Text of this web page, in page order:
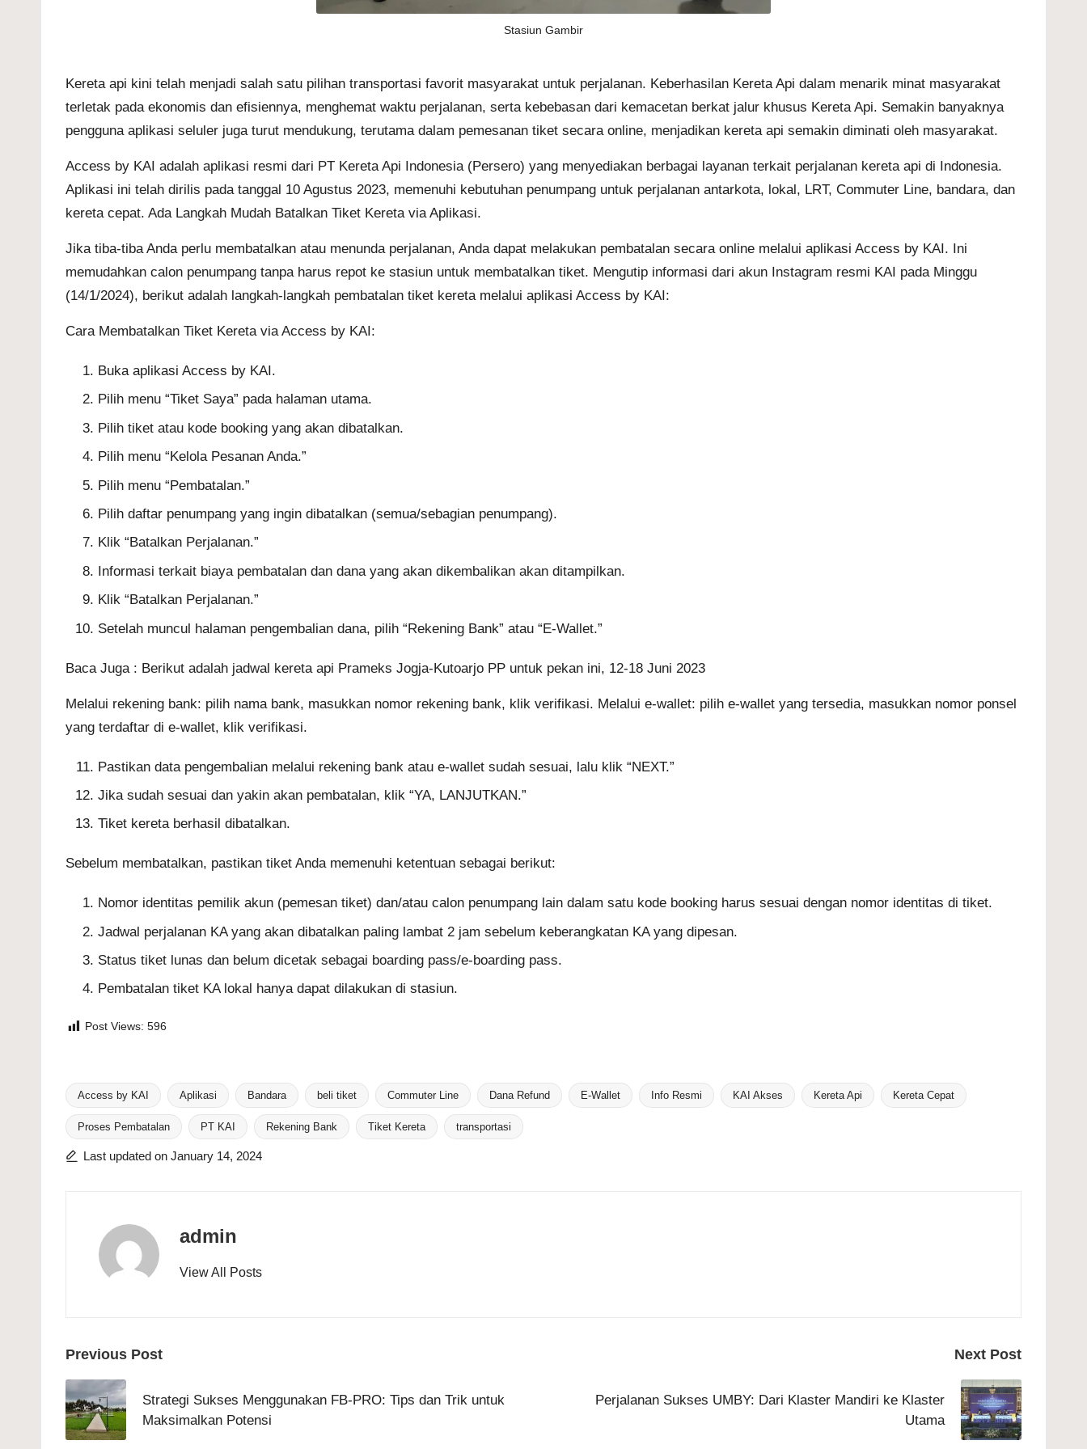
Stasiun Gambir
Kereta api kini telah menjadi salah satu pilihan transportasi favorit masyarakat untuk perjalanan. Keberhasilan Kereta Api dalam menarik minat masyarakat
terletak pada ekonomis dan efisiennya, menghemat waktu perjalanan, serta kebebasan dari kemacetan berkat jalur khusus Kereta Api. Semakin banyaknya
pengguna aplikasi seluler juga turut mendukung, terutama dalam pemesanan tiket secara online, menjadikan kereta api semakin diminati oleh masyarakat.
Access by KAI adalah aplikasi resmi dari PT Kereta Api Indonesia (Persero) yang menyediakan berbagai layanan terkait perjalanan kereta api di Indonesia.
Aplikasi ini telah dirilis pada tanggal 10 Agustus 2023, memenuhi kebutuhan penumpang untuk perjalanan antarkota, lokal, LRT, Commuter Line, bandara, dan
kereta cepat. Ada Langkah Mudah Batalkan Tiket Kereta via Aplikasi.
Jika tiba-tiba Anda perlu membatalkan atau menunda perjalanan, Anda dapat melakukan pembatalan secara online melalui aplikasi Access by KAI. Ini
memudahkan calon penumpang tanpa harus repot ke stasiun untuk membatalkan tiket. Mengutip informasi dari akun Instagram resmi KAI pada Minggu
(14/1/2024), berikut adalah langkah-langkah pembatalan tiket kereta melalui aplikasi Access by KAI:
Cara Membatalkan Tiket Kereta via Access by KAI:
Buka aplikasi Access by KAI.
Pilih menu “Tiket Saya” pada halaman utama.
Pilih tiket atau kode booking yang akan dibatalkan.
Pilih menu “Kelola Pesanan Anda.”
Pilih menu “Pembatalan.”
Pilih daftar penumpang yang ingin dibatalkan (semua/sebagian penumpang).
Klik “Batalkan Perjalanan.”
Informasi terkait biaya pembatalan dan dana yang akan dikembalikan akan ditampilkan.
Klik “Batalkan Perjalanan.”
Setelah muncul halaman pengembalian dana, pilih “Rekening Bank” atau “E-Wallet.”
Baca Juga : Berikut adalah jadwal kereta api Prameks Jogja-Kutoarjo PP untuk pekan ini, 12-18 Juni 2023
Melalui rekening bank: pilih nama bank, masukkan nomor rekening bank, klik verifikasi. Melalui e-wallet: pilih e-wallet yang tersedia, masukkan nomor ponsel
yang terdaftar di e-wallet, klik verifikasi.
Pastikan data pengembalian melalui rekening bank atau e-wallet sudah sesuai, lalu klik “NEXT.”
Jika sudah sesuai dan yakin akan pembatalan, klik “YA, LANJUTKAN.”
Tiket kereta berhasil dibatalkan.
Sebelum membatalkan, pastikan tiket Anda memenuhi ketentuan sebagai berikut:
Nomor identitas pemilik akun (pemesan tiket) dan/atau calon penumpang lain dalam satu kode booking harus sesuai dengan nomor identitas di tiket.
Jadwal perjalanan KA yang akan dibatalkan paling lambat 2 jam sebelum keberangkatan KA yang dipesan.
Status tiket lunas dan belum dicetak sebagai boarding pass/e-boarding pass.
Pembatalan tiket KA lokal hanya dapat dilakukan di stasiun.
Post Views: 596
Tags:
Access by KAI Aplikasi Bandara beli tiket Commuter Line Dana Refund E-Wallet Info Resmi KAI Akses Kereta Api Kereta Cepat
Proses Pembatalan PT KAI Rekening Bank Tiket Kereta transportasi
Last updated on January 14, 2024
admin
View All Posts
Post
navigation
Previous Post
Strategi Sukses Menggunakan FB-PRO: Tips dan Trik untuk
Maksimalkan Potensi
Next Post
Perjalanan Sukses UMBY: Dari Klaster Mandiri ke Klaster
Utama